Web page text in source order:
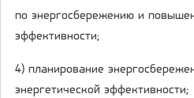
по энергосбережению и
эффективности;
4) планирование
энергетической эффективности;